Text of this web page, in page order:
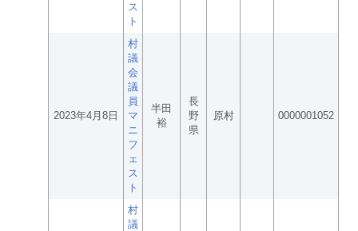
ス
ト
2023年4月8日
村
議
会
議
員
マ
ニ
フ
ェ
ス
ト
半田
裕
長
野
県
原村 0000001052
村
議